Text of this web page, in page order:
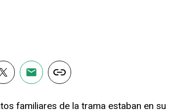
familiares de la trama estaban en su